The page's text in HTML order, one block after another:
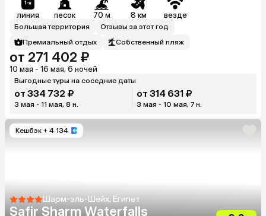
линия песок 70 м 8 км везде
Большая территория
Отзывы за этот год
Премиальный отдых
Собственный пляж
от 271 402 ₽
10 мая - 16 мая, 6 ночей
Выгодные туры на соседние даты
от 334 732 ₽
3 мая - 11 мая, 8 н.
от 314 631 ₽
3 мая - 10 мая, 7 н.
Кешбэк + 4 134
Шарм-эль-Шейх, Египет
Safir Sharm Waterfalls